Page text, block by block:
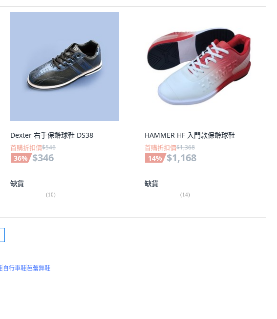
Dexter 右手保齡球鞋 DS38
首購折扣價$546
36% $346
缺貨
(10)
HAMMER HF 入門款保齡球鞋
首購折扣價$1,368
14% $1,168
缺貨
(14)
自行車鞋芭蕾舞鞋